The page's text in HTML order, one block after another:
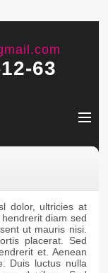
63
dolor, ultricies at
diam sed
ut mauris nisi.
placerat. Sed
et. Aenean
Duis luctus nulla